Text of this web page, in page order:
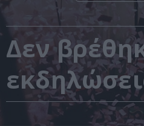
Δεν